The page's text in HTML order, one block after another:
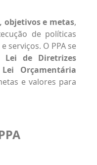
objetivos e metas,
de políticas
serviços. O PPA se
Lei de Diretrizes
Lei Orçamentária
e valores para